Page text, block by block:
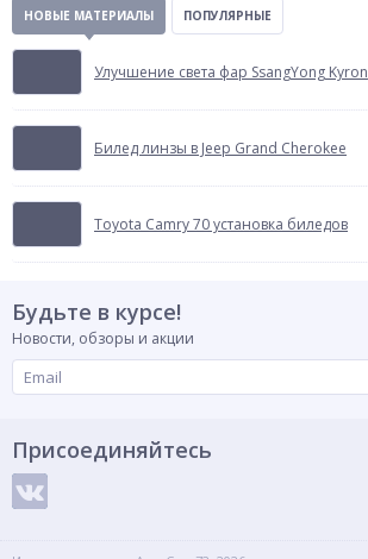
НОВЫЕ МАТЕРИАЛЫ ПОПУЛЯРНЫЕ
Улучшение света фар SsangYong Kyron
Билед линзы в Jeep Grand Cherokee
Toyota Camry 70 установка биледов
Будьте в курсе!
Новости, обзоры и акции
Присоединяйтесь